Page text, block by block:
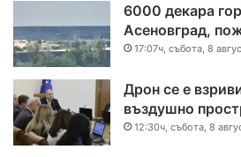
6000 декара
Асеновград,
17:07ч, събота, 8
Дрон се е
въздушно
12:30ч, събота, 8